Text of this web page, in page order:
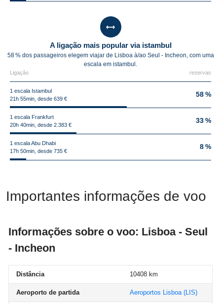
A ligação mais popular via istambul
58 % dos passageiros elegem viajar de Lisboa à/ao Seul - Incheon, com uma
escala em istambul.
Ligação reservas
1 escala Istambul
21h 55min, desde 639 €
58 %
1 escala Frankfurt
20h 40min, desde 2.383 €
33 %
1 escala Abu Dhabi
17h 50min, desde 735 €
8 %
Importantes informações de voo
Informações sobre o voo: Lisboa - Seul
- Incheon
Distância 10408 km
Aeroporto de partida Aeroportos Lisboa(LIS)